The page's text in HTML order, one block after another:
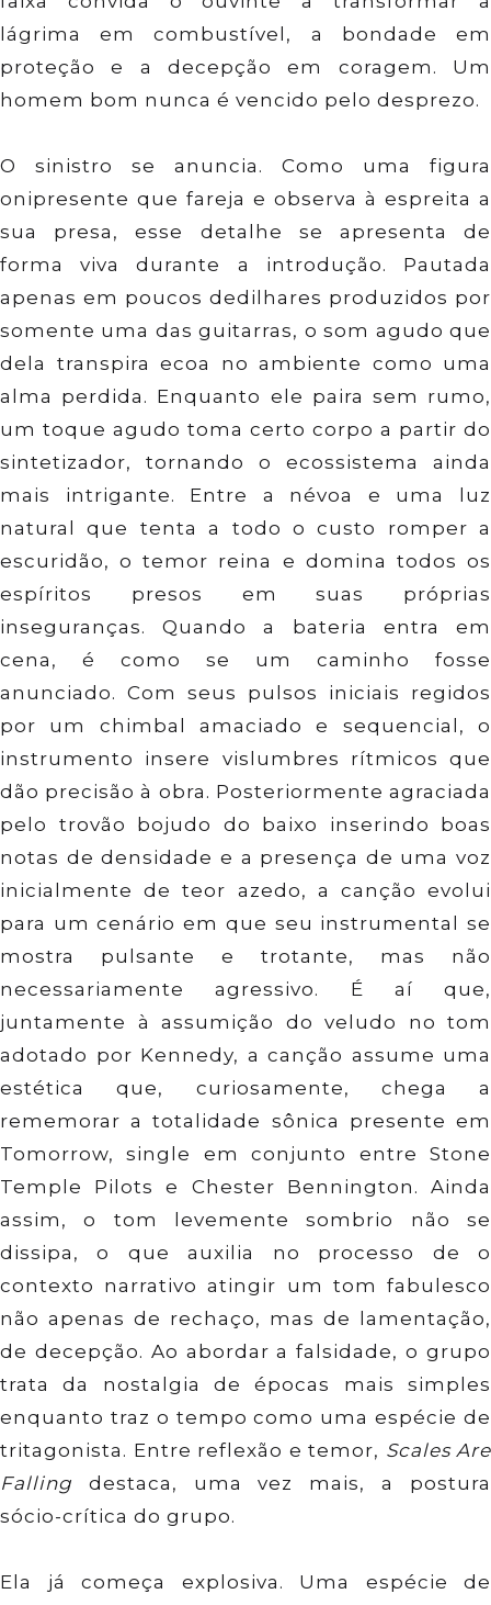
lágrima em combustível, a bondade em
proteção e a decepção em coragem. Um
homem bom nunca é vencido pelo desprezo.
O sinistro se anuncia. Como uma figura
onipresente que fareja e observa à espreita a
sua presa, esse detalhe se apresenta de
forma viva durante a introdução. Pautada
apenas em poucos dedilhares produzidos por
somente uma das guitarras, o som agudo que
dela transpira ecoa no ambiente como uma
alma perdida. Enquanto ele paira sem rumo,
um toque agudo toma certo corpo a partir do
sintetizador, tornando o ecossistema ainda
mais intrigante. Entre a névoa e uma luz
natural que tenta a todo o custo romper a
escuridão, o temor reina e domina todos os
espíritos presos em suas próprias
inseguranças. Quando a bateria entra em
cena, é como se um caminho fosse
anunciado. Com seus pulsos iniciais regidos
por um chimbal amaciado e sequencial, o
instrumento insere vislumbres rítmicos que
dão precisão à obra. Posteriormente agraciada
pelo trovão bojudo do baixo inserindo boas
notas de densidade e a presença de uma voz
inicialmente de teor azedo, a canção evolui
para um cenário em que seu instrumental se
mostra pulsante e trotante, mas não
necessariamente agressivo. É aí que,
juntamente à assumição do veludo no tom
adotado por Kennedy, a canção assume uma
estética que, curiosamente, chega a
rememorar a totalidade sônica presente em
Tomorrow, single em conjunto entre Stone
Temple Pilots e Chester Bennington. Ainda
assim, o tom levemente sombrio não se
dissipa, o que auxilia no processo de o
contexto narrativo atingir um tom fabulesco
não apenas de rechaço, mas de lamentação,
de decepção. Ao abordar a falsidade, o grupo
trata da nostalgia de épocas mais simples
enquanto traz o tempo como uma espécie de
tritagonista. Entre reflexão e temor, Scales Are
Falling destaca, uma vez mais, a postura
sócio-crítica do grupo.
Ela já começa explosiva. Uma espécie de